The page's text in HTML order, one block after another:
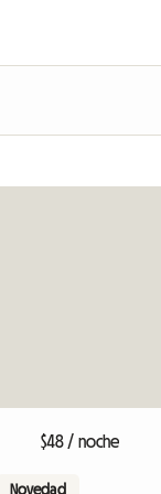
$48 / noche
Novedad